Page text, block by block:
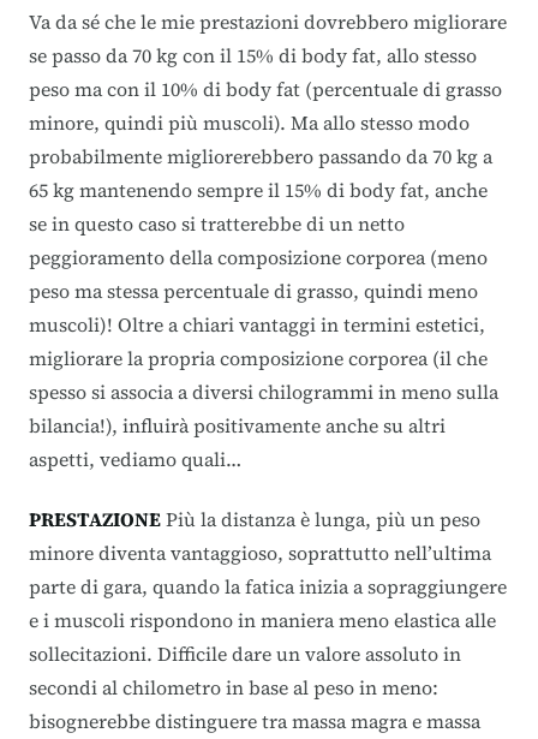
Va da sé che le mie prestazioni dovrebbero migliorare
se passo da 70 kg con il 15% di body fat, allo stesso
peso ma con il 10% di body fat (percentuale di grasso
minore, quindi più muscoli). Ma allo stesso modo
probabilmente migliorerebbero passando da 70 kg a
65 kg mantenendo sempre il 15% di body fat, anche
se in questo caso si tratterebbe di un netto
peggioramento della composizione corporea (meno
peso ma stessa percentuale di grasso, quindi meno
muscoli)! Oltre a chiari vantaggi in termini estetici,
migliorare la propria composizione corporea (il che
spesso si associa a diversi chilogrammi in meno sulla
bilancia!), influirà positivamente anche su altri
aspetti, vediamo quali…
PRESTAZIONEPiù la distanza è lunga, più un peso
minore diventa vantaggioso, soprattutto nell’ultima
parte di gara, quando la fatica inizia a sopraggiungere
e i muscoli rispondono in maniera meno elastica alle
sollecitazioni. Difficile dare un valore assoluto in
secondi al chilometro in base al peso in meno:
bisognerebbe distinguere tra massa magra e massa